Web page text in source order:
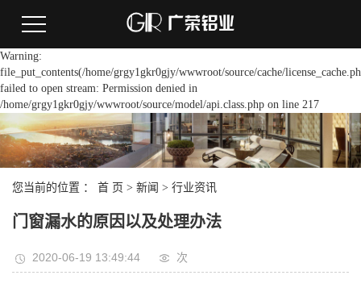
Warning:
file_put_contents(/home/grgy1gkr0gjy/wwwroot/source/cache/
failed to open stream: Permission denied in
/home/grgy1gkr0gjy/wwwroot/source/model/api.class.php on line 217
您当前的位置 ： 首 页 > 新闻 > 行业资讯
门窗漏水的原因以及处理办法
2020-06-19 13:49:44 次